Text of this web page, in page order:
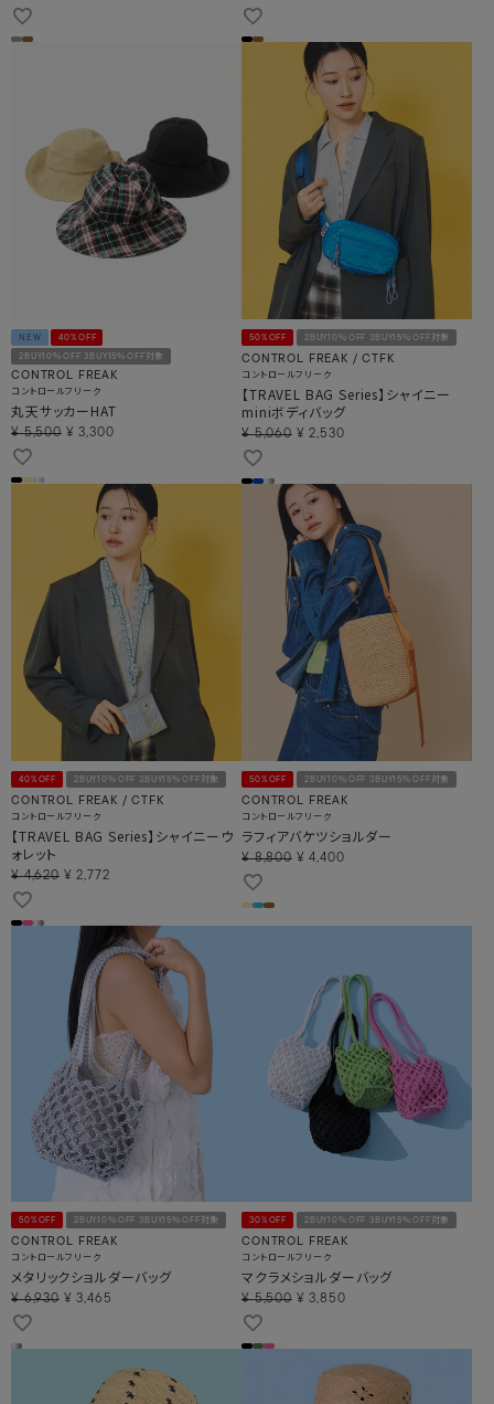
NEW 40%OFF
2BUY10％OFF 3BUY15％OFF対象
CONTROL FREAK
コントロールフリーク
丸天サッカーHAT
¥ 5,500 ¥ 3,300
50%OFF 2BUY10％OFF 3BUY15％OFF対象
CONTROL FREAK / CTFK
コントロールフリーク
【TRAVEL BAG Series】シャイニー
miniボディバッグ
¥ 5,060 ¥ 2,530
40%OFF 2BUY10％OFF 3BUY15％OFF対象
CONTROL FREAK / CTFK
コントロールフリーク
【TRAVEL BAG Series】シャイニーウ
ォレット
¥ 4,620 ¥ 2,772
50%OFF 2BUY10％OFF 3BUY15％OFF対象
CONTROL FREAK
コントロールフリーク
ラフィアバケツショルダー
¥ 8,800 ¥ 4,400
50%OFF 2BUY10％OFF 3BUY15％OFF対象
CONTROL FREAK
コントロールフリーク
メタリックショルダーバッグ
¥ 6,930 ¥ 3,465
30%OFF 2BUY10％OFF 3BUY15％OFF対象
CONTROL FREAK
コントロールフリーク
マクラメショルダーバッグ
¥ 5,500 ¥ 3,850